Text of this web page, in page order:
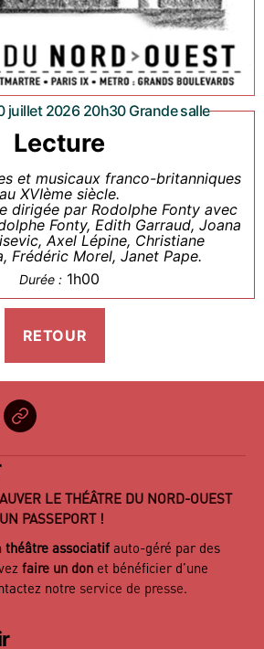
juillet 2026 20h30 Grande salle
Lecture
et musicaux franco-britanniques
au XVIème siècle.
dirigée par Rodolphe Fonty avec
Fonty, Edith Garraud, Joana
Axel Lépine, Christiane
Frédéric Morel, Janet Pape.
Durée : 1h00
BilletReduc
LE THÉÂTRE DU NORD-OUEST
PASSEPORT !
théâtre associatif auto-géré par des
faire un don et bénéficier d’une
notre service de presse.